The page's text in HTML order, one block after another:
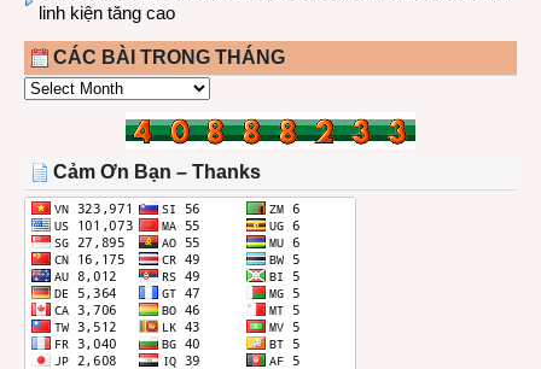
linh kiện tăng cao
CÁC BÀI TRONG THÁNG
CÁC
THÁNG
Cảm Ơn Bạn – Thanks